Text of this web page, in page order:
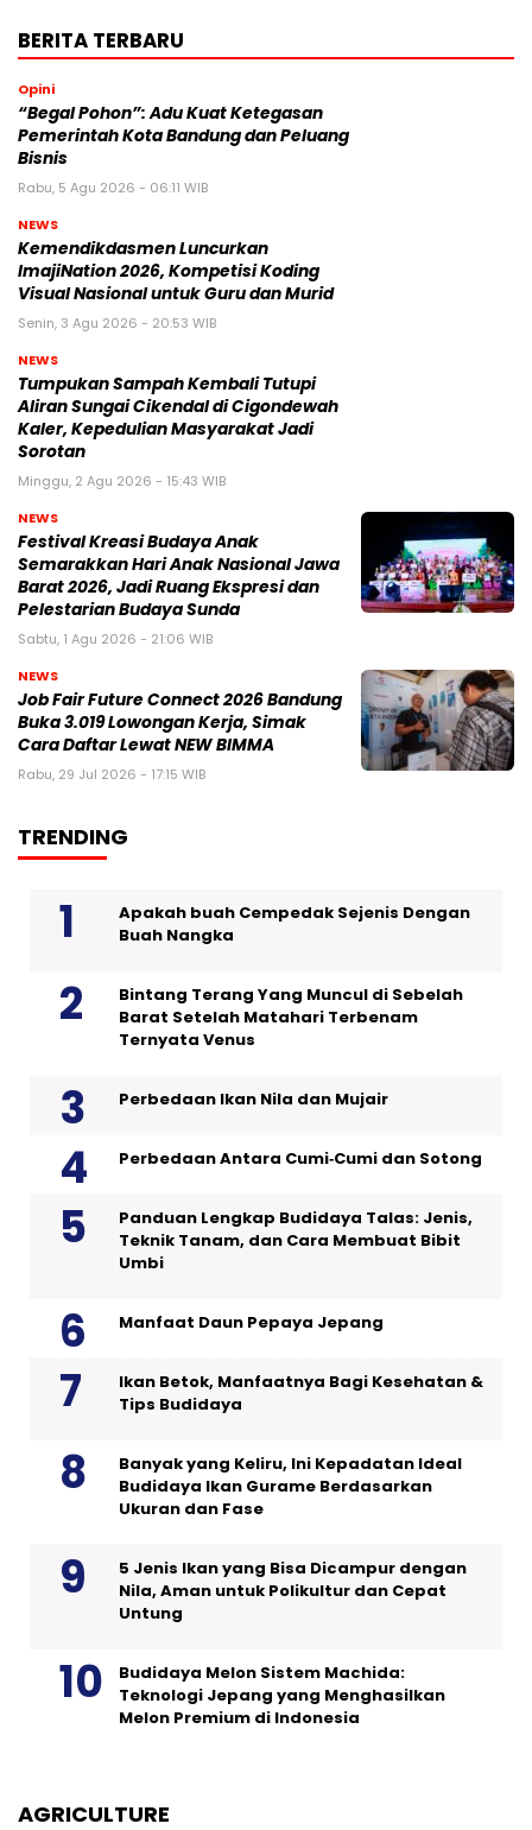
BERITA TERBARU
Opini
“Begal Pohon”: Adu Kuat Ketegasan
Pemerintah Kota Bandung dan Peluang
Bisnis
Rabu, 5 Agu 2026 - 06:11 WIB
NEWS
Kemendikdasmen Luncurkan
ImajiNation 2026, Kompetisi Koding
Visual Nasional untuk Guru dan Murid
Senin, 3 Agu 2026 - 20:53 WIB
NEWS
Tumpukan Sampah Kembali Tutupi
Aliran Sungai Cikendal di Cigondewah
Kaler, Kepedulian Masyarakat Jadi
Sorotan
Minggu, 2 Agu 2026 - 15:43 WIB
NEWS
Festival Kreasi Budaya Anak
Semarakkan Hari Anak Nasional Jawa
Barat 2026, Jadi Ruang Ekspresi dan
Pelestarian Budaya Sunda
Sabtu, 1 Agu 2026 - 21:06 WIB
NEWS
Job Fair Future Connect 2026 Bandung
Buka 3.019 Lowongan Kerja, Simak
Cara Daftar Lewat NEW BIMMA
Rabu, 29 Jul 2026 - 17:15 WIB
TRENDING
Apakah buah Cempedak Sejenis Dengan
Buah Nangka
Bintang Terang Yang Muncul di Sebelah
Barat Setelah Matahari Terbenam
Ternyata Venus
Perbedaan Ikan Nila dan Mujair
Perbedaan Antara Cumi‑Cumi dan Sotong
Panduan Lengkap Budidaya Talas: Jenis,
Teknik Tanam, dan Cara Membuat Bibit
Umbi
Manfaat Daun Pepaya Jepang
Ikan Betok, Manfaatnya Bagi Kesehatan &
Tips Budidaya
Banyak yang Keliru, Ini Kepadatan Ideal
Budidaya Ikan Gurame Berdasarkan
Ukuran dan Fase
5 Jenis Ikan yang Bisa Dicampur dengan
Nila, Aman untuk Polikultur dan Cepat
Untung
Budidaya Melon Sistem Machida:
Teknologi Jepang yang Menghasilkan
Melon Premium di Indonesia
AGRICULTURE